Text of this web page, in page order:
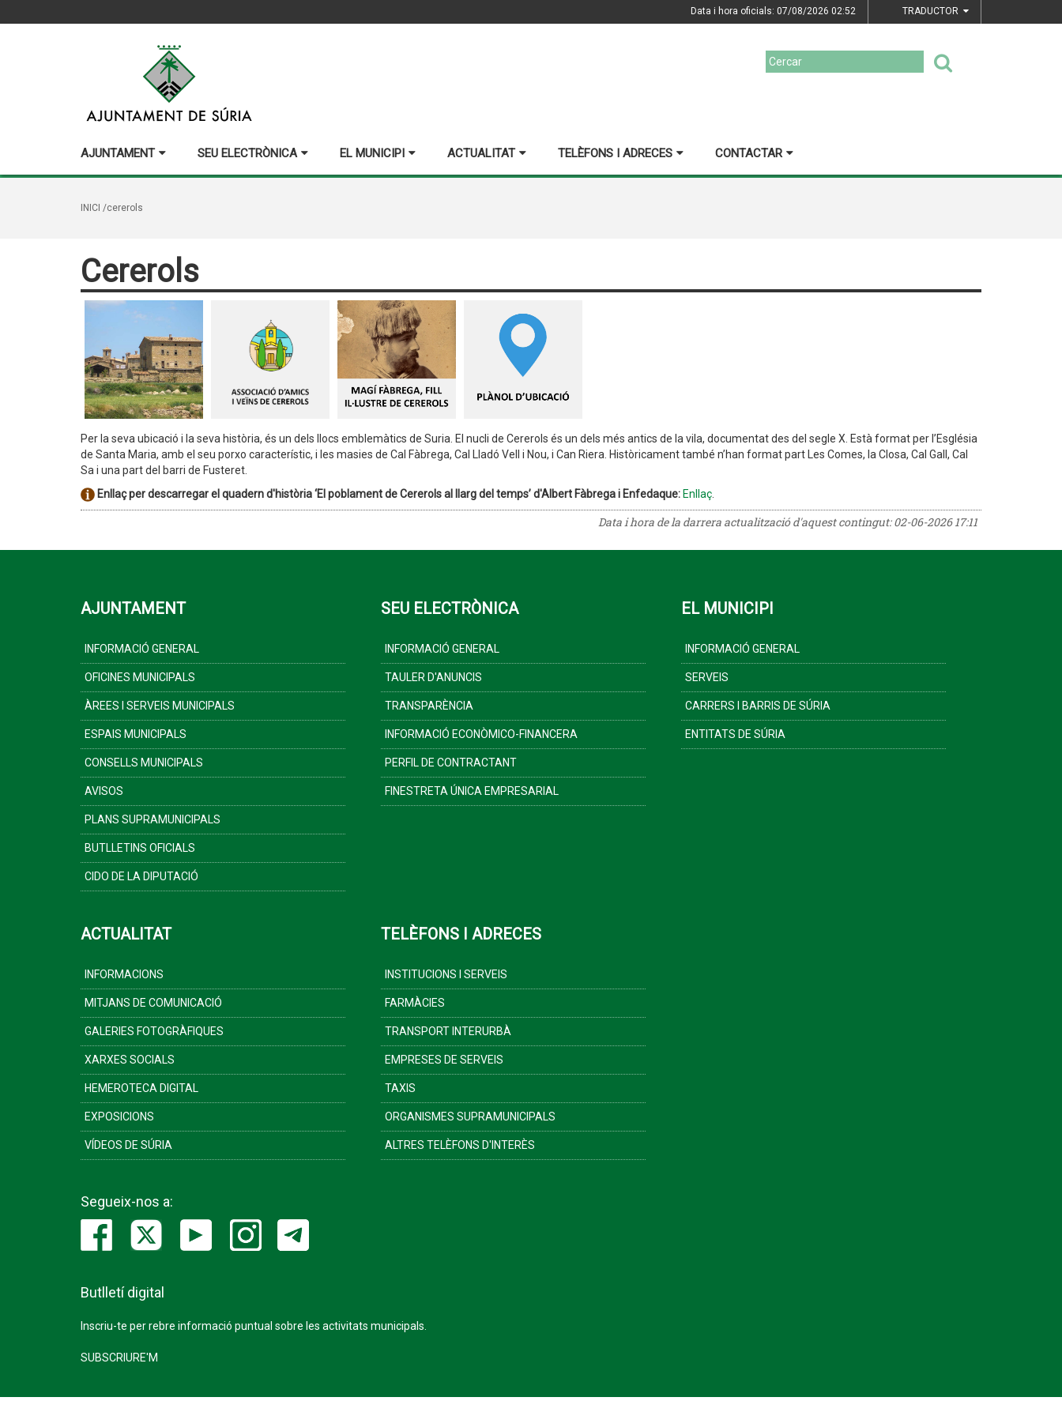
Data i hora oficials: 07/08/2026 02:52 TRADUCTOR
AJUNTAMENT SEU ELECTRÒNICA EL MUNICIPI ACTUALITAT TELÈFONS I ADRECES CONTACTAR
INICI /cererols
Cererols
Per la seva ubicació i la seva història, és un dels llocs emblemàtics de Suria. El nucli de Cererols és un dels més antics de la vila, documentat des del segle X. Està format per l’Església
de Santa Maria, amb el seu porxo característic, i les masies de Cal Fàbrega, Cal Lladó Vell i Nou, i Can Riera. Històricament també n’han format part Les Comes, la Closa, Cal Gall, Cal
Sa i una part del barri de Fusteret.
Enllaç per descarregarel quadern d'història ‘El poblament de Cererols al llarg del temps’ d'Albert Fàbrega i Enfedaque: Enllaç
Data i hora de la darrera actualització d'aquest contingut:02-06-2026 17:11
AJUNTAMENT
INFORMACIÓ GENERAL
OFICINES MUNICIPALS
ÀREES I SERVEIS MUNICIPALS
ESPAIS MUNICIPALS
CONSELLS MUNICIPALS
AVISOS
PLANS SUPRAMUNICIPALS
BUTLLETINS OFICIALS
CIDO DE LA DIPUTACIÓ
SEU ELECTRÒNICA
INFORMACIÓ GENERAL
TAULER D'ANUNCIS
TRANSPARÈNCIA
INFORMACIÓ ECONÒMICO-FINANCERA
PERFIL DE CONTRACTANT
FINESTRETA ÚNICA EMPRESARIAL
EL MUNICIPI
INFORMACIÓ GENERAL
SERVEIS
CARRERS I BARRIS DE SÚRIA
ENTITATS DE SÚRIA
ACTUALITAT
INFORMACIONS
MITJANS DE COMUNICACIÓ
GALERIES FOTOGRÀFIQUES
XARXES SOCIALS
HEMEROTECA DIGITAL
EXPOSICIONS
VÍDEOS DE SÚRIA
TELÈFONS I ADRECES
INSTITUCIONS I SERVEIS
FARMÀCIES
TRANSPORT INTERURBÀ
EMPRESES DE SERVEIS
TAXIS
ORGANISMES SUPRAMUNICIPALS
ALTRES TELÈFONS D'INTERÈS
Segueix-nos a:
Butlletí digital
Inscriu-te per rebre informació puntual sobre les activitats municipals.
SUBSCRIURE'M